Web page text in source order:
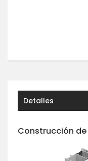
Detalles
Construcción